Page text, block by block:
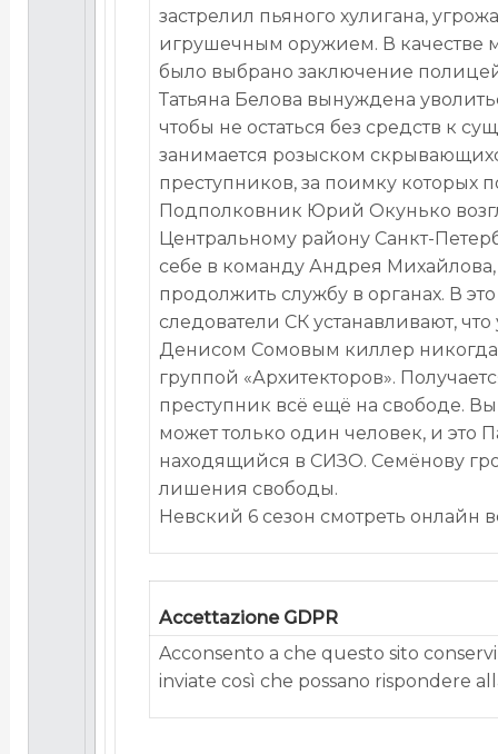
застрелил пьяного хулигана,
игрушечным оружием. В качестве
было выбрано заключение
Татьяна Белова вынуждена
чтобы не остаться без средств к
занимается розыском
преступников, за поимку которых
Подполковник Юрий Окунько
Центральному району Санкт-
себе в команду Андрея
продолжить службу в органах. В
следователи СК устанавливают,
Денисом Сомовым киллер никогда
группой «Архитекторов».
преступник всё ещё на свободе.
может только один человек, и это
находящийся в СИЗО. Семёнову
лишения свободы.
Невский 6 сезон смотреть онлайн
Accettazione GDPR
Acconsento a che questo sito
inviate così che possano rispondere